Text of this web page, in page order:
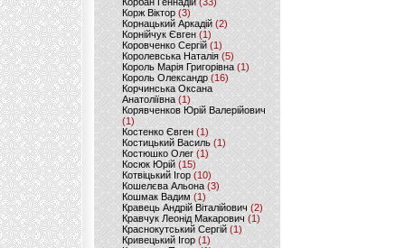
Корж Віктор (3)
Корнацький Аркадій (2)
Корнійчук Євген (1)
Коровченко Сергій (1)
Королевська Наталія(5)
Король Марія Григорівна (1)
Король Олександр (16)
Корчинська Оксана
Анатоліївна (1)
Корявченков Юрій Валерійович
(1)
Костенко Євген (1)
Костицький Василь (1)
Костюшко Олег (1)
Косюк Юрій (15)
Котвіцький Ігор (10)
Кошелєва Альона(3)
Кошмак Вадим (1)
Кравець Андрій Віталійович (2)
Кравчук Леонід Макарович (1)
Краснокутський Сергій (1)
Кривецький Ігор (1)